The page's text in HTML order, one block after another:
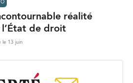
réalité
de droit
le 13 juin